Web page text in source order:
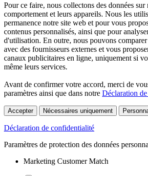
Pour ce faire, nous collectons des données
comportement et leurs appareils. Nous les
permanence notre site web et pour vous
contenus personnalisés, ainsi que pour
d'utilisation. En outre, nous pouvons
avec des fournisseurs externes et vous
canaux publicitaires en ligne, uniquement si
même leurs services.
Avant de confirmer votre accord, merci de
paramètres ainsi que dans notre Déclaration
Accepter Nécessaires uniquement
Déclaration de confidentialité
Paramètres de protection des données
Marketing Customer Match